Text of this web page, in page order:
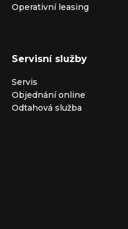
Operativní leasing
Servisní služby
Servis
Objednání online
Odtahová služba